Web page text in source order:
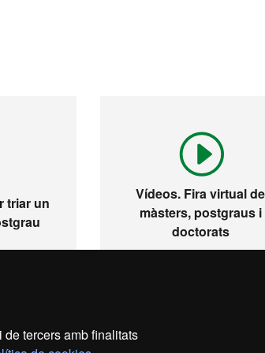
tercers amb finalitats
triar un
Vídeos. Fira virtual de
màsters, postgraus i
doctorats
de dades Sobre el web